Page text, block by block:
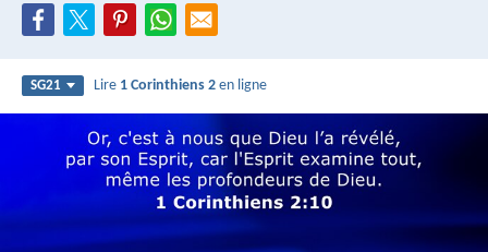
SG21 Lire 1 Corinthiens 2 en ligne